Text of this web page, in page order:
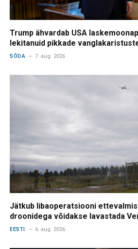
Trump ähvardab USA
lekitanuid pikkade
SÕDA 7. aug. 2026
Jätkub libaoperatsiooni
droonidega võidakse lavastada
EESTI 6. aug. 2026